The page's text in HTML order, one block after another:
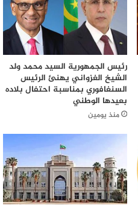
رئيس الجمهورية السيد محمد ولد
الشيخ الغزواني يهنئ الرئيس
السنغافوري بمناسبة احتفال بلاده
بعيدها الوطني
منذ يومين